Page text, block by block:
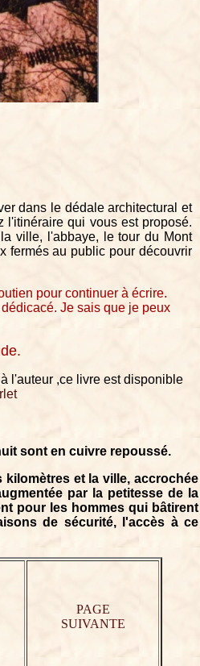
dans le dédale architectural et
l'itinéraire qui vous est proposé.
ville, l'abbaye, le tour du Mont
fermés au public pour découvrir
pour continuer à écrire.
Je sais que je peux
l'auteur ,ce livre est disponible
sont en cuivre repoussé.
et la ville, accrochée
par la petitesse de la
pour les hommes qui bâtirent
de sécurité, l'accès à ce
PAGE
SUIVANTE